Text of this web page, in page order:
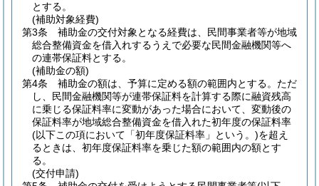
とする。
(補助対象経費)
第3条
補助金の交付対象となる経費は、民間事業者等が地域
総合整備資金を借入れするうえで必要な民間金融機関等へ
の連帯保証料とする。
(補助金の額)
第4条
補助金の額は、予算に定める額の範囲内とする。 ただ
し、民間金融機関等が連帯保証料を計算する際に融資残高
に乗じる保証料率に変動があった場合において、変動後の
保証料率が地域総合整備資金を借入れた初年度の保証料率
(以下この項において「初年度保証料率」という。)を超え
るときは、初年度保証料率を乗じた額の範囲内の額とす
る。
(交付申請)